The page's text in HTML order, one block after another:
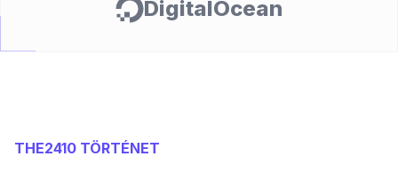
DigitalOcean
THE2410 TÖRTÉNET